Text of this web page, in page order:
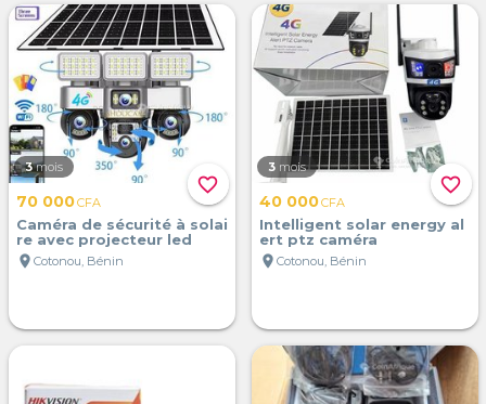
favorite_border
3 mois
70 000CFA
Caméra de sécurité à solai
re avec projecteur led
location_on Cotonou, Bénin
favorite_border
3 mois
40 000CFA
Intelligent solar energy al
ert ptz caméra
location_on Cotonou, Bénin